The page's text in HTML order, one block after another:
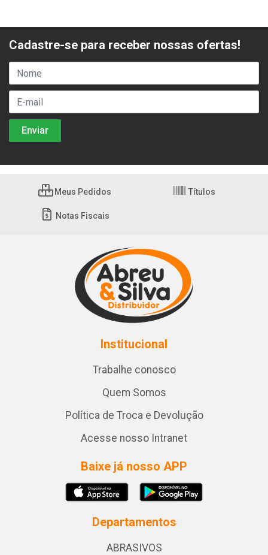
Cadastre-se para receber nossas ofertas!
Meus Pedidos Títulos
Notas Fiscais
Institucional
Trabalhe conosco
Quem Somos
Política de Troca e Devolução
Acesse nosso Intranet
Baixe já nosso APP
Departamentos
ABRASIVOS